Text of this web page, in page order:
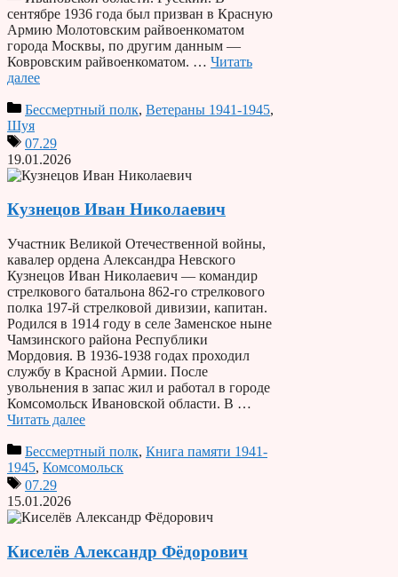
сентябре 1936 года был призван в Красную
Армию Молотовским райвоенкоматом
города Москвы, по другим данным —
Ковровским райвоенкоматом. … Читать
далее
Бессмертный полк, Ветераны 1941-1945,
Шуя
07.29
19.01.2026
Кузнецов Иван Николаевич
Участник Великой Отечественной войны,
кавалер ордена Александра Невского
Кузнецов Иван Николаевич — командир
стрелкового батальона 862-го стрелкового
полка 197-й стрелковой дивизии, капитан.
Родился в 1914 году в селе Заменское ныне
Чамзинского района Республики
Мордовия. В 1936-1938 годах проходил
службу в Красной Армии. После
увольнения в запас жил и работал в городе
Комсомольск Ивановской области. В …
Читать далее
Бессмертный полк, Книга памяти 1941-
1945, Комсомольск
07.29
15.01.2026
Киселёв Александр Фёдорович